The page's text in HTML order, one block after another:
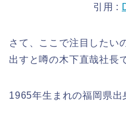
引用 :
さて、ここで注目したい
出すと噂の木下直哉社長
1965年生まれの福岡県出